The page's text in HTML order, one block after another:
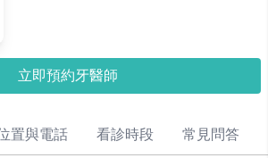
立即預約牙醫師
置與電話 看診時段 常見問答